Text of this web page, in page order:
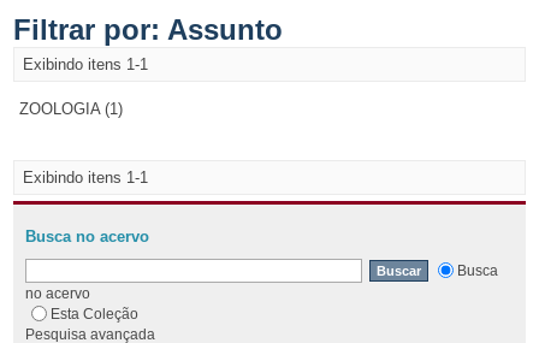
Filtrar por: Assunto
Exibindo itens 1-1
ZOOLOGIA (1)
Exibindo itens 1-1
Busca no acervo
Busca
no acervo
Esta Coleção
Pesquisa avançada